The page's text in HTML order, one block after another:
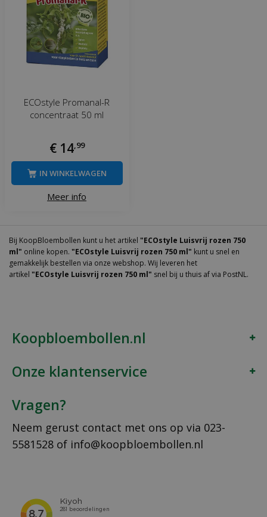
ECOstyle Promanal-R
concentraat 50 ml
€ 14,99
Meer info
IN WINKELWAGEN
Bij KoopBloembollen kunt u het artikel "ECOstyle Luisvrij rozen 750
ml" online kopen. "ECOstyle Luisvrij rozen 750 ml" kunt u snel en
gemakkelijk bestellen via onze webshop. Wij leveren het
artikel "ECOstyle Luisvrij rozen 750 ml" snel bij u thuis af via PostNL.
Koopbloembollen.nl
Onze klantenservice
Vragen?
Neem gerust contact met ons op via 023-
5581528 of info@koopbloembollen.nl